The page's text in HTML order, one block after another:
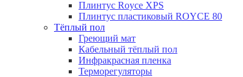
Плинтус Royce XPS
Плинтус пластиковый ROYCE 80
Тёплый пол
Греющий мат
Кабельный тёплый пол
Инфракрасная пленка
Терморегуляторы